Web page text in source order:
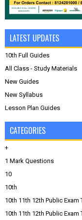
LATEST UPDATES
10th Full Guides
All Class - Study Materials
New Guides
New Syllabus
Lesson Plan Guides
CATEGORIES
+
1 Mark Questions
10
10th
10th 11th 12th Public
10th 11th 12th Public